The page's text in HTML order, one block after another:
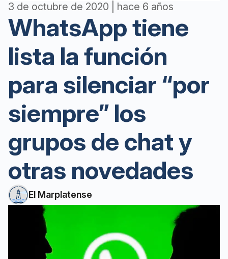
3 de octubre de 2020 | hace 6 años
WhatsApp tiene
lista la función
para silenciar “por
siempre” los
grupos de chat y
otras novedades
El Marplatense